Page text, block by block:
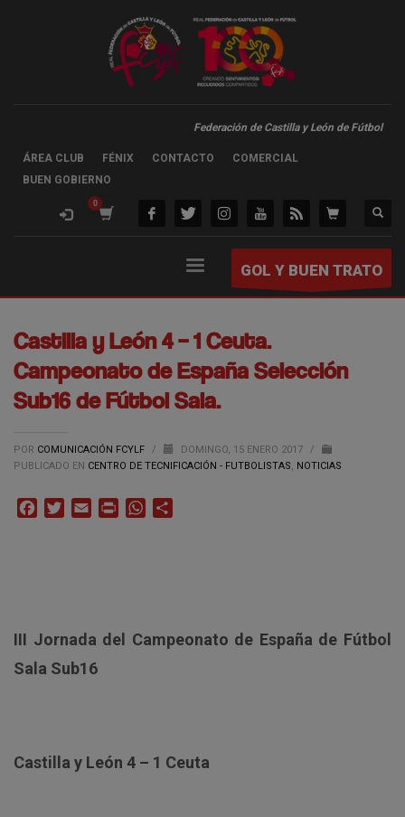
Federación de Castilla y León de Fútbol
ÁREA CLUB FÉNIX CONTACTO
COMERCIAL
BUEN GOBIERNO
GOL Y BUEN TRATO
Castilla y León 4 – 1 Ceuta.
Campeonato de España Selección
Sub16 de Fútbol Sala.
POR COMUNICACIÓN FCYLF / DOMINGO, 15 ENERO 2017
/
PUBLICADO EN CENTRO DE TECNIFICACIÓN - FUTBOLISTAS, NOTICIAS
FacebookTwitterEmail Print WhatsApp
III Jornada del Campeonato de España de Fútbol
Sala Sub16
Castilla y León 4 – 1 Ceuta